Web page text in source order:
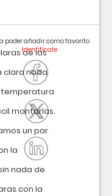
de las
clara nada
temperatura
montarlas.
un par
la
nada de
con la
poder añadir como favorito